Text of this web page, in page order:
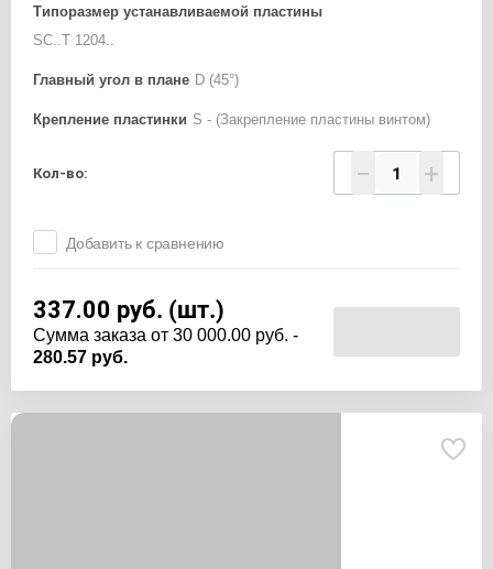
Типоразмер устанавливаемой пластины
SC..T 1204..
Главный угол в плане D (45°)
Крепление пластинки S - (Закрепление пластины винтом)
Кол-во: − +
Добавить к сравнению
337.00 руб. (шт.)
Cумма заказа от 30 000.00 руб. -
280.57 руб.